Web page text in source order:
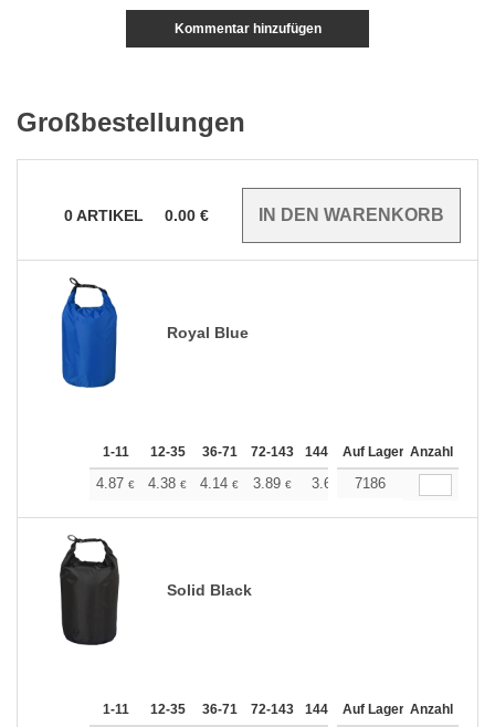
Kommentar hinzufügen
Großbestellungen
0ARTIKEL 0.00 €
Royal Blue
1-11 12-35 36-71 72-143 144-287 288 + Mehr
Auf Lager Anzahl
4.87 € 4.38 € 4.14 € 3.89 € 3.65 3.41
7186
Solid Black
1-11 12-35 36-71 72-143 144-287 288 + Mehr
Auf Lager Anzahl